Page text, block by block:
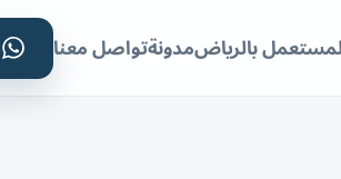
بالرياضمدونةتواصل معنا